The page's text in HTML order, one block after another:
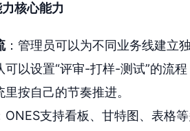
核心能力
：管理员可以为不同业务线建立
可以设置“评审-打样-测试”的流
按自己的节奏推进。
ONES支持看板、甘特图、表格